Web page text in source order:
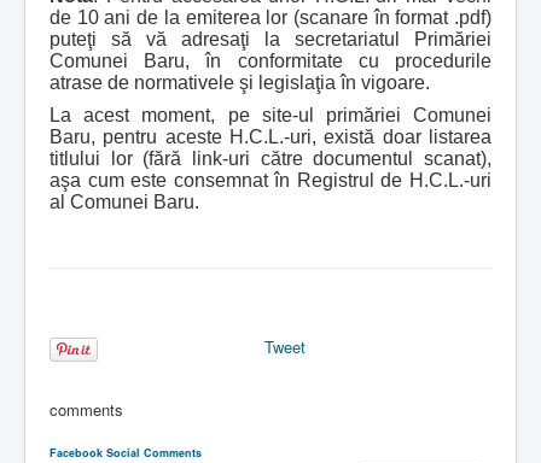
de 10 ani de la emiterea lor (scanare în format .pdf)
puteţi să vă adresaţi la secretariatul Primăriei
Comunei Baru, în conformitate cu procedurile
atrase de normativele şi legislaţia în vigoare.
La acest moment, pe site-ul primăriei Comunei
Baru, pentru aceste H.C.L.-uri, există doar listarea
titlului lor (fără link-uri către documentul scanat),
aşa cum este consemnat în Registrul de H.C.L.-uri
al Comunei Baru.
Tweet
comments
Facebook Social Comments